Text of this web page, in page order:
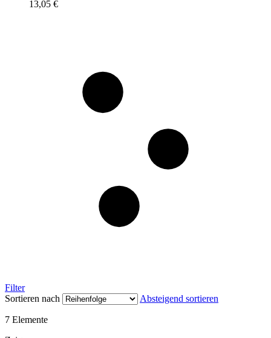
13,05 €
Filter
Sortieren nach
Absteigend sortieren
7 Elemente